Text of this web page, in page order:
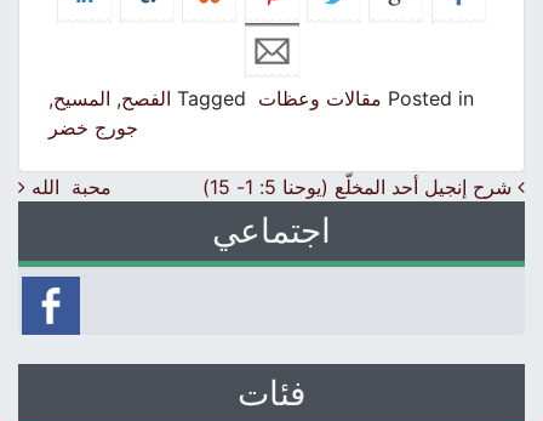
Posted in مقالات وعظات Tagged الفصح,المسيح,
جورج خضر
Post navigation
شرح إنجيل أحد المخلّع (يوحنا 5: 1- 15) محبة الله
اجتماعي
فئات